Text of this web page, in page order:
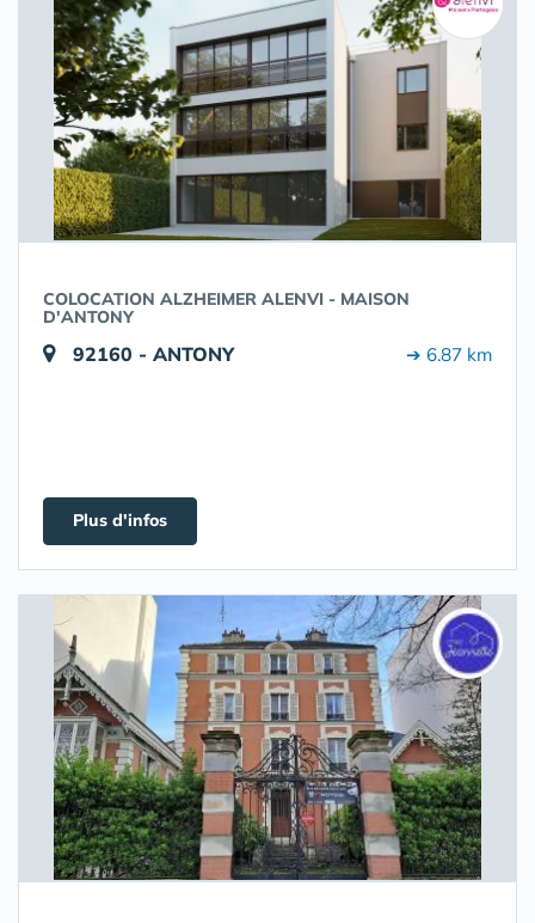
COLOCATION ALZHEIMER ALENVI - MAISON
D'ANTONY
92160 - ANTONY ➔ 6.87 km
Plus d'infos